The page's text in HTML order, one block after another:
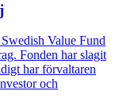
Value Fund
Fonden har slagit
har förvaltaren
och